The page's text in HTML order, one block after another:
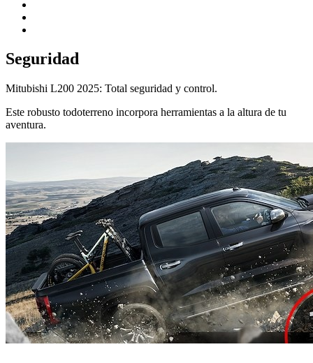
Seguridad
Mitubishi L200 2025: Total seguridad y control.
Este robusto todoterreno incorpora herramientas a la altura de tu
aventura.